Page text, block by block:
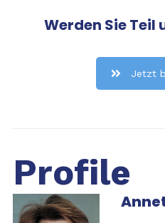
Werden Sie Teil
Jetzt
Profile